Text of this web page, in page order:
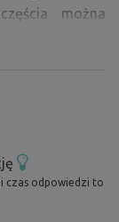
można
czas odpowiedzi to